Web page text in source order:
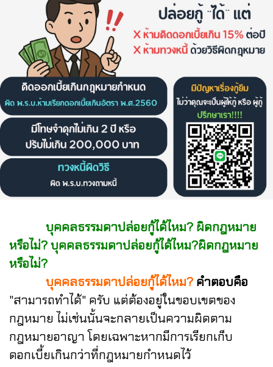
บุคคลธรรมดาปล่อยกู้ได้ไหม? ผิดกฎหมาย
หรือไม่?บุคคลธรรมดาปล่อยกู้ได้ไหม?ผิดกฎหมาย
หรือไม่?
บุคคลธรรมดาปล่อยกู้ได้ไหม? คำตอบคือ
"สามารถทำได้" ครับ แต่ต้องอยู่ในขอบเขตของ
กฎหมาย ไม่เช่นนั้นจะกลายเป็นความผิดตาม
กฎหมายอาญา โดยเฉพาะหากมีการเรียกเก็บ
ดอกเบี้ยเกินกว่าที่กฎหมายกำหนดไว้